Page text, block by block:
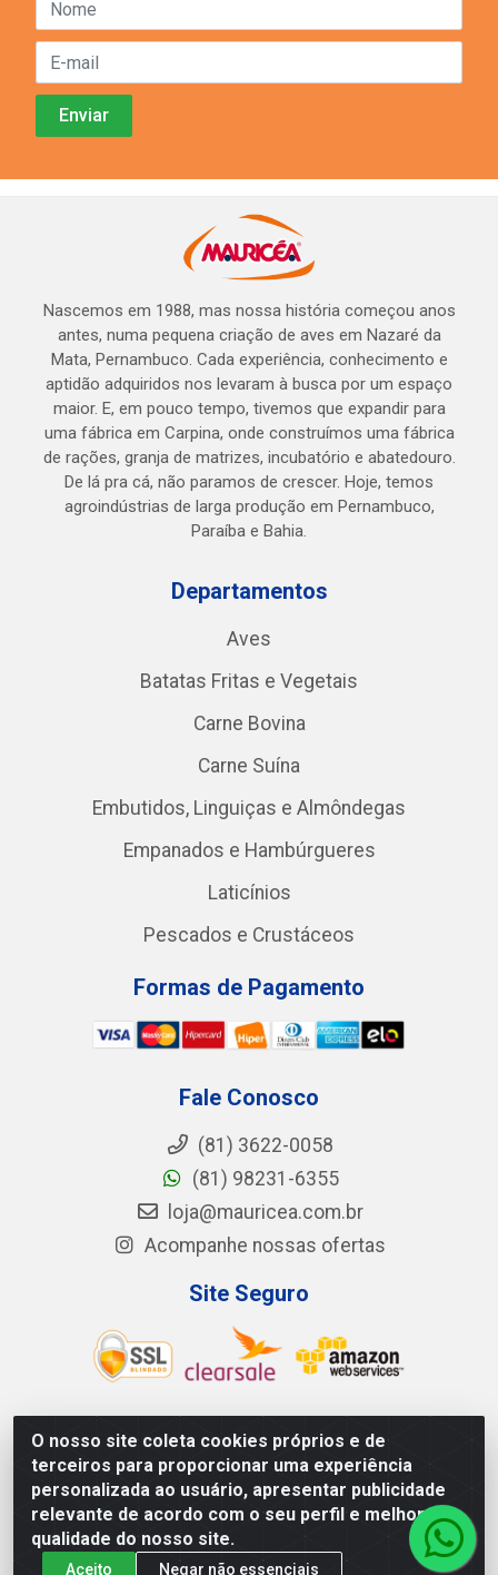
O nosso site coleta cookies próprios e de
terceiros para proporcionar uma experiência
personalizada ao usuário, apresentar publicidade
relevante de acordo com o seu perfil e melhorar a
qualidade do nosso site.
Aceito Negar não essenciais
Nascemos em 1988, mas nossa história começou anos
antes, numa pequena criação de aves em Nazaré da
Mata, Pernambuco. Cada experiência, conhecimento e
aptidão adquiridos nos levaram à busca por um espaço
maior. E, em pouco tempo, tivemos que expandir para
uma fábrica em Carpina, onde construímos uma fábrica
de rações, granja de matrizes, incubatório e abatedouro.
De lá pra cá, não paramos de crescer. Hoje, temos
agroindústrias de larga produção em Pernambuco,
Paraíba e Bahia.
Departamentos
Aves
Batatas Fritas e Vegetais
Carne Bovina
Carne Suína
Embutidos, Linguiças e Almôndegas
Empanados e Hambúrgueres
Laticínios
Pescados e Crustáceos
Formas de Pagamento
Fale Conosco
(81) 3622-0058
(81) 98231-6355
loja@mauricea.com.br
Acompanhe nossas ofertas
Site Seguro
Mauricéa Alimentos do Nordeste Ltda - BR 408, KM 55,
S/N - Zona Rural - Nazaré da Mata/PE - CEP 55.810-000
- CNPJ: 12.819.074/0002-14